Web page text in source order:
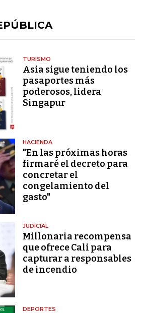
TURISMO
Asia sigue teniendo los
pasaportes más
poderosos, lidera
Singapur
HACIENDA
"En las próximas horas
firmaré el decreto para
concretar el
congelamiento del
gasto"
JUDICIAL
Millonaria recompensa
que ofrece Cali para
capturar a responsables
de incendio
DEPORTES